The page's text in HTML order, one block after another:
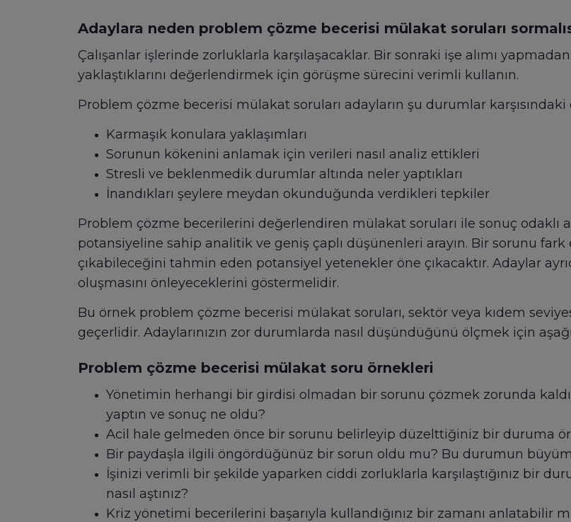
Adaylara neden problem çözme becerisi mülakat soruları
Çalışanlar işlerinde zorluklarla karşılaşacaklar. Bir sonraki işe alımı
yaklaştıklarını değerlendirmek için görüşme sürecini verimli kullanın.
Problem çözme becerisi mülakat soruları adayların şu durumlar karşısındaki
Karmaşık konulara yaklaşımları
Sorunun kökenini anlamak için verileri nasıl analiz ettikleri
Stresli ve beklenmedik durumlar altında neler yaptıkları
İnandıkları şeylere meydan okunduğunda verdikleri tepkiler
Problem çözme becerilerini değerlendiren mülakat soruları ile sonuç odaklı
potansiyeline sahip analitik ve geniş çaplı düşünenleri arayın. Bir sorunu
çıkabileceğini tahmin eden potansiyel yetenekler öne çıkacaktır. Adaylar
oluşmasını önleyeceklerini göstermelidir.
Bu örnek problem çözme becerisi mülakat soruları, sektör veya kıdem
geçerlidir. Adaylarınızın zor durumlarda nasıl düşündüğünü ölçmek için
Problem çözme becerisi mülakat soru örnekleri
Yönetimin herhangi bir girdisi olmadan bir sorunu çözmek zorunda
yaptın ve sonuç ne oldu?
Acil hale gelmeden önce bir sorunu belirleyip düzelttiğiniz bir duruma
Bir paydaşla ilgili öngördüğünüz bir sorun oldu mu? Bu durumun
İşinizi verimli bir şekilde yaparken ciddi zorluklarla karşılaştığınız bir
nasıl aştınız?
Kriz yönetimi becerilerini başarıyla kullandığınız bir zamanı anlatabilir